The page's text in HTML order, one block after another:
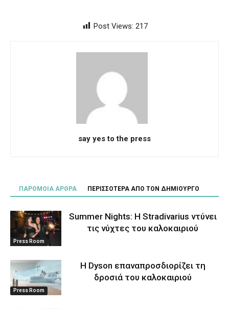
Post Views: 217
say yes to the press
ΠΑΡΟΜΟΙΑ ΑΡΘΡΑ ΠΕΡΙΣΣΟΤΕΡΑ ΑΠΟ ΤΟΝ ΔΗΜΙΟΥΡΓΟ
Press Room
Summer Nights: Η Stradivarius ντύνει
τις νύχτες του καλοκαιριού
Press Room
Η Dyson επαναπροσδιορίζει τη
δροσιά του καλοκαιριού